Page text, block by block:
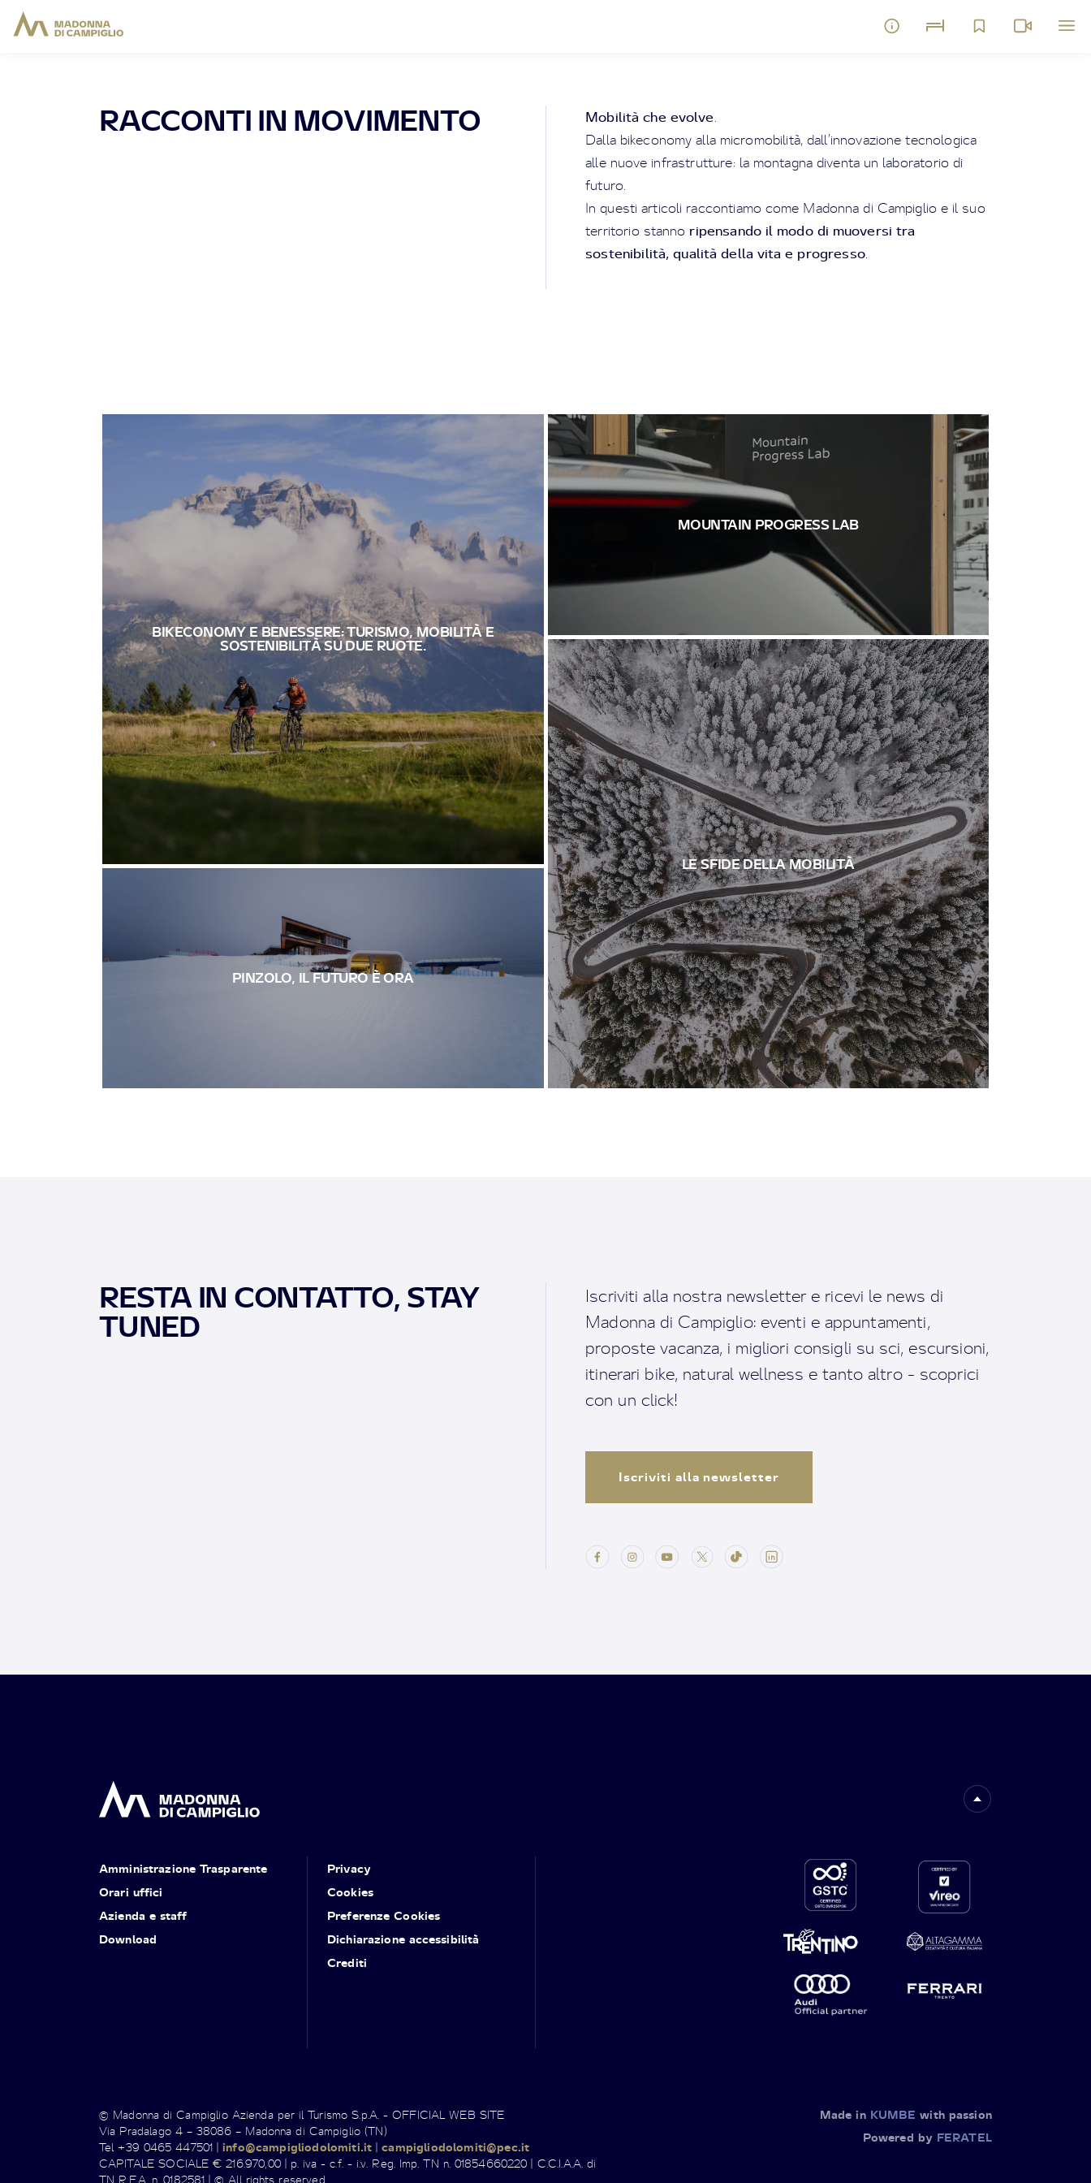
RACCONTI IN MOVIMENTO Mobilità che evolve.
Dalla bikeconomy alla micromobilità, dall’innovazione tecnologica
alle nuove infrastrutture: la montagna diventa un laboratorio di
futuro.
In questi articoli raccontiamo come Madonna di Campiglio e il suo
territorio stanno ripensando il modo di muoversi tra
sostenibilità, qualità della vita e progresso.
BIKECONOMY E BENESSERE: TURISMO, MOBILITÀ E
SOSTENIBILITÀ SU DUE RUOTE.
PINZOLO, IL FUTURO È ORA
MOUNTAIN PROGRESS LAB
LE SFIDE DELLA MOBILITÀ
RESTA IN CONTATTO, STAY
TUNED
Iscriviti alla nostra newsletter e ricevi le news di
Madonna di Campiglio: eventi e appuntamenti,
proposte vacanza, i migliori consigli su sci, escursioni,
itinerari bike, natural wellness e tanto altro - scoprici
con un click!
Iscriviti alla newsletter
Amministrazione Trasparente
Orari uffici
Azienda e staff
Download
Privacy
Cookies
Preferenze Cookies
Dichiarazione accessibilità
Crediti
© Madonna di Campiglio Azienda per il Turismo S.p.A. - OFFICIAL WEB SITE
Via Pradalago 4 – 38086 – Madonna di Campiglio (TN)
Tel +39 0465 447501 |info@campigliodolomiti.it |campigliodolomiti@pec.it
CAPITALE SOCIALE € 216.970,00 | p. iva - c.f. - i.v. Reg. Imp. TN n. 01854660220 | C.C.I.A.A. di
TN R.E.A. n. 0182581 | © All rights reserved
Made in KUMBE with passion
Powered by FERATEL